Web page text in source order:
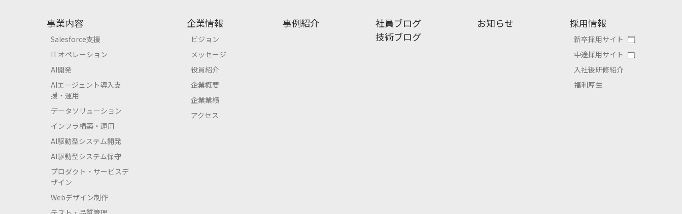
事業内容
Salesforce支援
ITオペレーション
AI開発
AIエージェント導入支
援・運用
データソリューション
インフラ構築・運用
AI駆動型システム開発
AI駆動型システム保守
プロダクト・サービスデ
ザイン
Webデザイン制作
企業情報
ビジョン
メッセージ
役員紹介
企業概要
企業業績
アクセス
事例紹介
社員ブログ
技術ブログ
お知らせ 採用情報
新卒採用サイト
中途採用サイト
入社後研修紹介
福利厚生